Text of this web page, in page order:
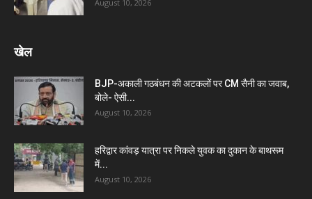
August 10, 2026
खेल
BJP-अकाली गठबंधन की अटकलों पर CM सैनी का जवाब,
बोले- ऐसी...
August 10, 2026
हरिद्वार कांवड़ यात्रा पर निकले युवक का दुकान के बाथरूम
में...
August 10, 2026